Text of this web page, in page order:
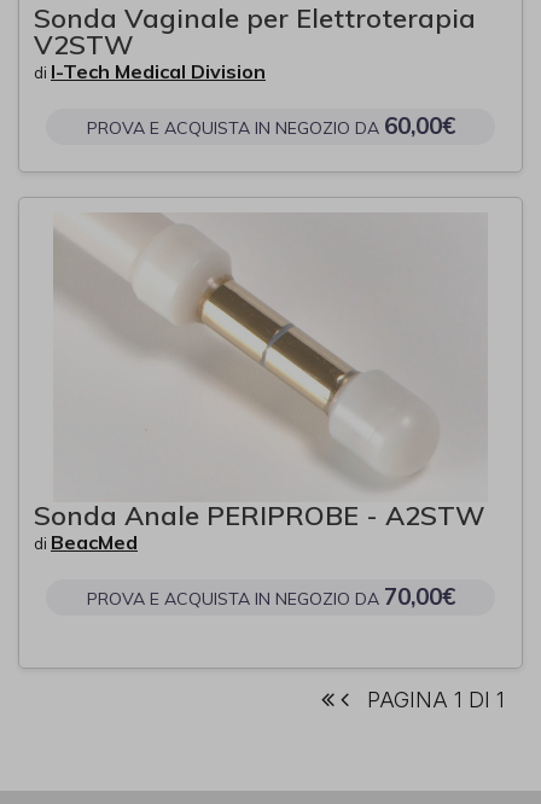
Sonda Vaginale per Elettroterapia
V2STW
di I-Tech Medical Division
PROVA E ACQUISTA IN NEGOZIO DA 60,00€
Sonda Anale PERIPROBE - A2STW
di BeacMed
PROVA E ACQUISTA IN NEGOZIO DA 70,00€
PAGINA 1 DI 1